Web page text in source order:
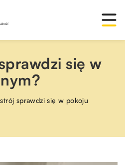
się w
sprawdzi się w pokoju